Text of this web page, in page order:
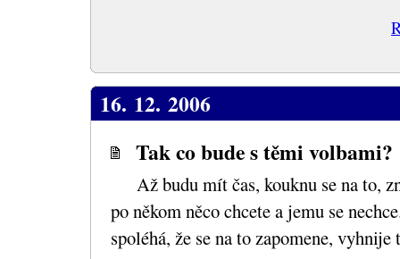
16. 12. 2006
Tak co bude s těmi volbami?
Až budu mít čas, kouknu se na to,
po někom něco chcete a jemu se
spoléhá, že se na to zapomene,